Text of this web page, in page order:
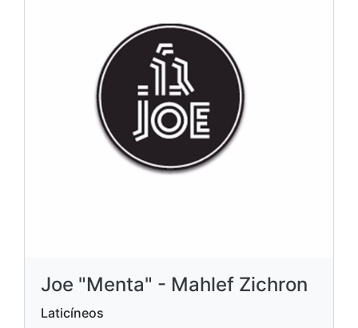
Joe "Menta" - Mahlef Zichron
Laticíneos